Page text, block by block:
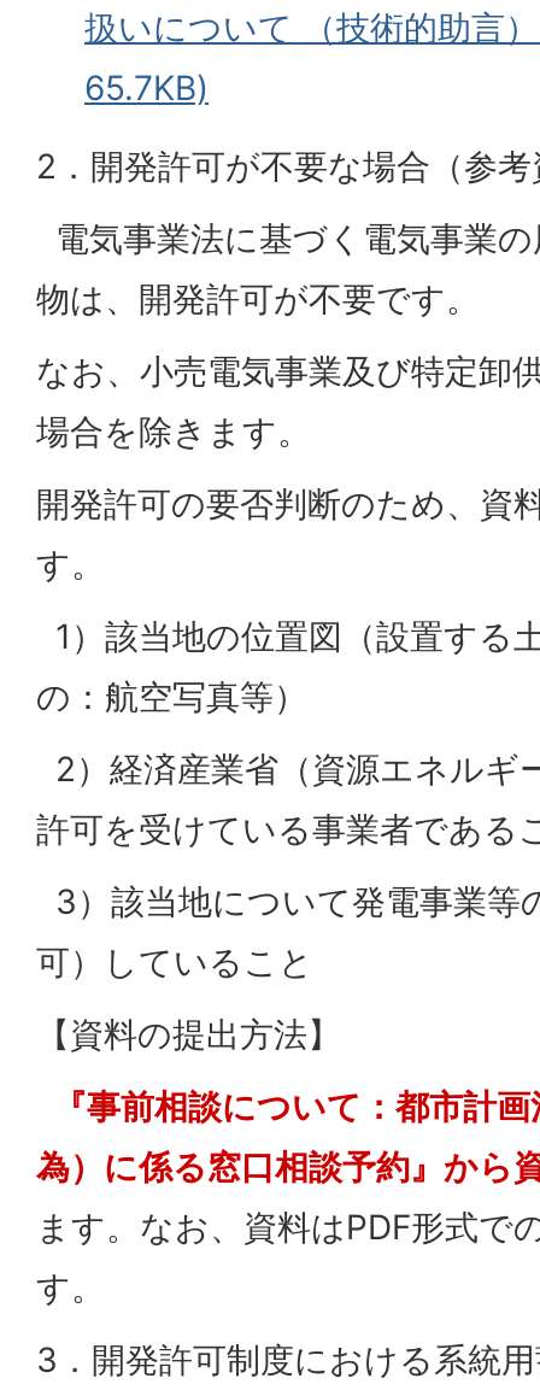
扱いについて （技術的助言
65.7KB)
2．開発許可が不要な場合（参
電気事業法に基づく電気事業
物は、開発許可が不要です。
なお、小売電気事業及び特定卸
場合を除きます。
開発許可の要否判断のため、資
す。
1）該当地の位置図（設置する
の：航空写真等）
2）経済産業省（資源エネルギ
許可を受けている事業者である
3）該当地について発電事業等
可）していること
【資料の提出方法】
『事前相談について：都市計
為）に係る窓口相談予約』から
ます。なお、資料はPDF形式で
す。
3．開発許可制度における系統